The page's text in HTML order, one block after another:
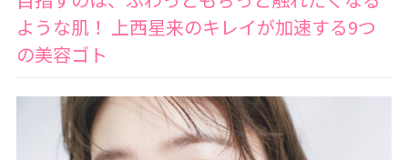
ような肌！ 上西星来のキレイが加速する9つ
の美容ゴト